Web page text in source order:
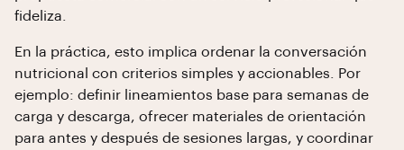
fideliza.
En la práctica, esto implica ordenar la conversación
nutricional con criterios simples y accionables. Por
ejemplo: definir lineamientos base para semanas de
carga y descarga, ofrecer materiales de orientación
para antes y después de sesiones largas, y coordinar